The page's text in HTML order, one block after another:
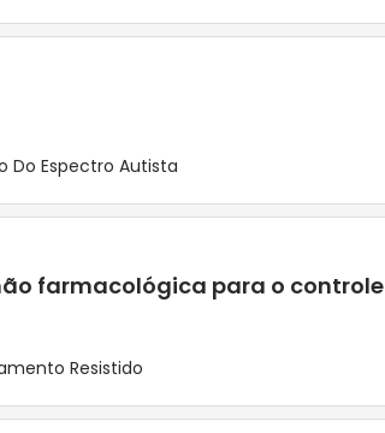
Do Espectro Autista
farmacológica para o controle
Resistido